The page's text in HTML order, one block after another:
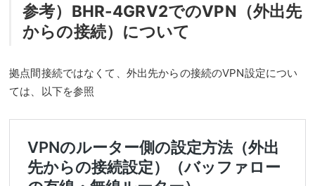
参考）BHR-4GRV2でのVPN（外出先
からの接続）について
拠点間接続ではなくて、外出先からの接続のVPN設定につい
ては、以下を参照